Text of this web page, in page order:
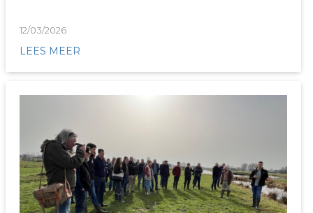
12/03/2026
LEES MEER